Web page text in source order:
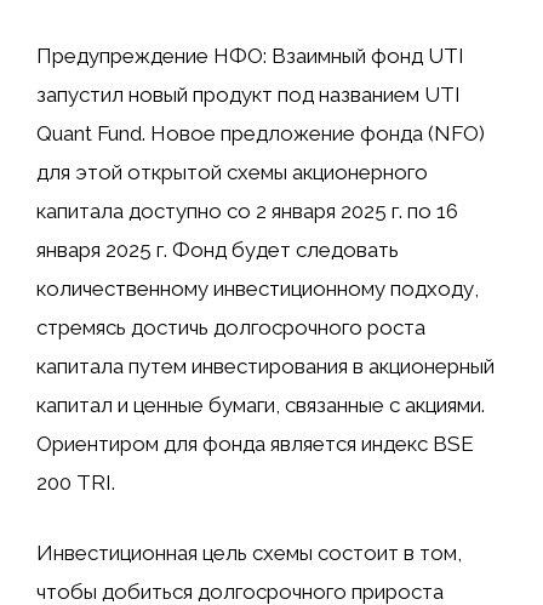
Предупреждение НФО: Взаимный фонд UTI
запустил новый продукт под названием UTI
Quant Fund. Новое предложение фонда (NFO)
для этой открытой схемы акционерного
капитала доступно со 2 января 2025 г. по 16
января 2025 г. Фонд будет следовать
количественному инвестиционному подходу,
стремясь достичь долгосрочного роста
капитала путем инвестирования в акционерный
капитал и ценные бумаги, связанные с акциями.
Ориентиром для фонда является индекс BSE
200 TRI.
Инвестиционная цель схемы состоит в том,
чтобы добиться долгосрочного прироста